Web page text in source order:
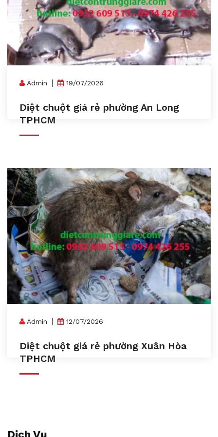
Admin 19/07/2026
Diệt chuột giá rẻ phường An Long
TPHCM
Admin 12/07/2026
Diệt chuột giá rẻ phường Xuân Hòa
TPHCM
Dịch Vụ